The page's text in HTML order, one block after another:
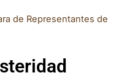
de Representantes de